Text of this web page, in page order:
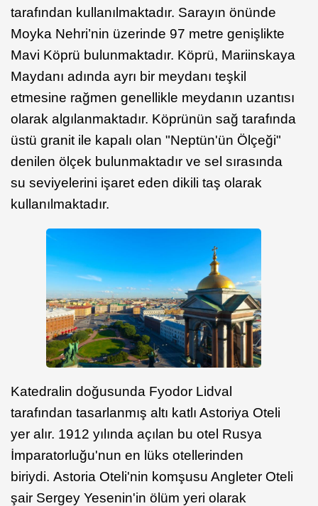
tarafından kullanılmaktadır. Sarayın önünde
Moyka Nehri’nin üzerinde 97 metre genişlikte
Mavi Köprü bulunmaktadır. Köprü, Mariinskaya
Maydanı adında ayrı bir meydanı teşkil
etmesine rağmen genellikle meydanın uzantısı
olarak algılanmaktadır. Köprünün sağ tarafında
üstü granit ile kapalı olan "Neptün'ün Ölçeği"
denilen ölçek bulunmaktadır ve sel sırasında
su seviyelerini işaret eden dikili taş olarak
kullanılmaktadır.
Katedralin doğusunda Fyodor Lidval
tarafından tasarlanmış altı katlı Astoriya Oteli
yer alır. 1912 yılında açılan bu otel Rusya
İmparatorluğu'nun en lüks otellerinden
biriydi. Astoria Oteli'nin komşusu Angleter Oteli
şair Sergey Yesenin'in ölüm yeri olarak